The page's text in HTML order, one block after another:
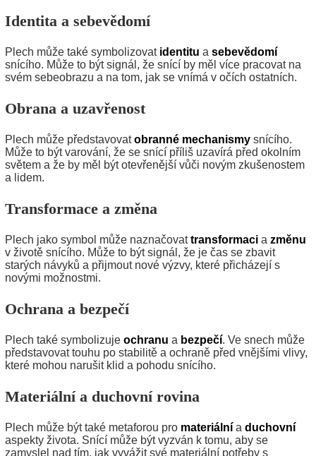
Identita a sebevědomí
Plech může také symbolizovat identitu a sebevědomí
snícího. Může to být signál, že snící by měl více pracovat na
svém sebeobrazu a na tom, jak se vnímá v očích ostatních.
Obrana a uzavřenost
Plech může představovatobranné mechanismy snícího.
Může to být varování, že se snící příliš uzavírá před okolním
světem a že by měl být otevřenější vůči novým zkušenostem
a lidem.
Transformace a změna
Plech jako symbol může naznačovattransformaci a změnu
v životě snícího. Může to být signál, že je čas se zbavit
starých návyků a přijmout nové výzvy, které přicházejí s
novými možnostmi.
Ochrana a bezpečí
Plech také symbolizuje ochranu a bezpečí. Ve snech může
představovat touhu po stabilitě a ochraně před vnějšími vlivy,
které mohou narušit klid a pohodu snícího.
Materiální a duchovní rovina
Plech může být také metaforou pro materiální a duchovní
aspekty života. Snící může být vyzván k tomu, aby se
zamyslel nad tím, jak vyvážit své materiální potřeby s